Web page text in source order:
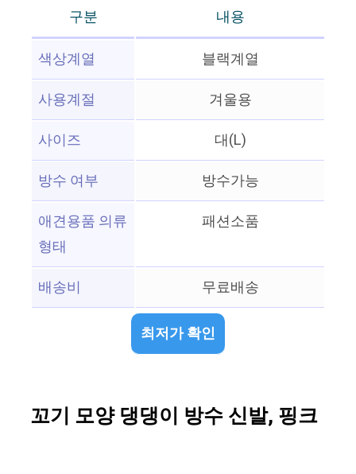
구분
내용
색상계열
블랙계열
사용계절
겨울용
사이즈
대(L)
방수 여부
방수가능
애견용품 의류
형태
패션소품
배송비 무료배송
최저가 확인
꼬기 모양 댕댕이 방수 신발, 핑크